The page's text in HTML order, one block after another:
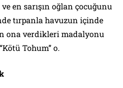
en sarışın oğlan çocuğunu
tırpanla havuzun içinde
ona verdikleri madalyonu
Tohum” o.